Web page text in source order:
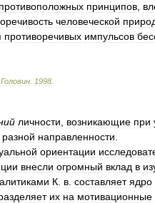
противоположных принципов
человеческой
противоречивых импульсов
Головин 1998
личности возникающие при
разной направленности
ориентации
внесли огромный вклад в
К в составляет ядро
их на мотивационные